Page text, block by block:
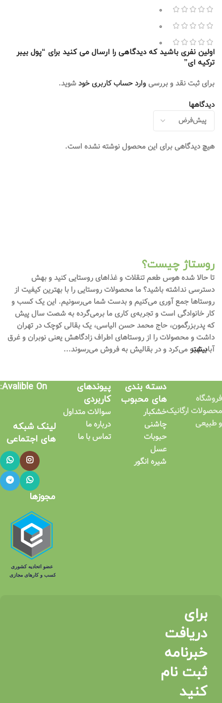
0
0
0
دیدگاهها
هیچ دیدگاهی برای این محصول نوشته نشده است.
اولین نفری باشید که دیدگاهی را ارسال می کنید برای “پول بیبر
ترکیه ای”
برای ثبت نقد و بررسی وارد حساب کاربری خودشوید.
روستاژ چیست؟
تا حالا شده هوس طعم تنقلات و غذاهای روستایی کنید و بهش
دسترسی نداشته باشید؟ ما محصولات روستایی را با بهترین کیفیت از
روستاها جمع آوری می‌کنیم و بدست شما می‌رسونیم. این یک کسب و
کار خانوادگی است و تجربه‌ی کاری ما برمی‌گرده به شصت سال پیش
که پدربزرگمون، حاج محمد حسن الیاسی، یک بقالی کوچک در تهران
داشت و محصولات را از روستاهای اطراف زادگاهش یعنی نوبران و غرق
آباد تهیه می‌کرد و در بقالیش به فروش می‌رسوند...
بیشتر
فروشگاه
محصولات ارگانیک
و طبیعی
دسته بندی
های محبوب
خشکبار
چاشنی
حبوبات
عسل
شیره انگور
پیوندهای
کاربردی​
سوالات متداول
درباره ما
تماس با ما
Avalible On:
لینک شبکه
های اجتماعی​
مجوزها
برای
دریافت
خبرنامه
ثبت نام
کنید